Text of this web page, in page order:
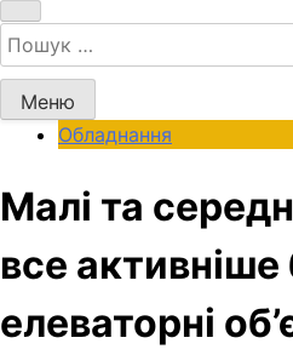
Пошук:
Меню
Обладнання
Малі та
все
елеваторні